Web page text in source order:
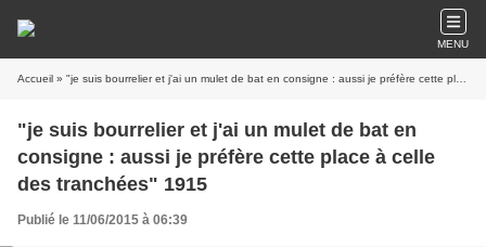
MENU
Accueil » "je suis bourrelier et j'ai un mulet de bat en consigne : aussi je préfère cette place à celle des tranchées" 1915
"je suis bourrelier et j'ai un mulet de bat en
consigne : aussi je préfère cette place à celle
des tranchées" 1915
Publié le 11/06/2015 à 06:39